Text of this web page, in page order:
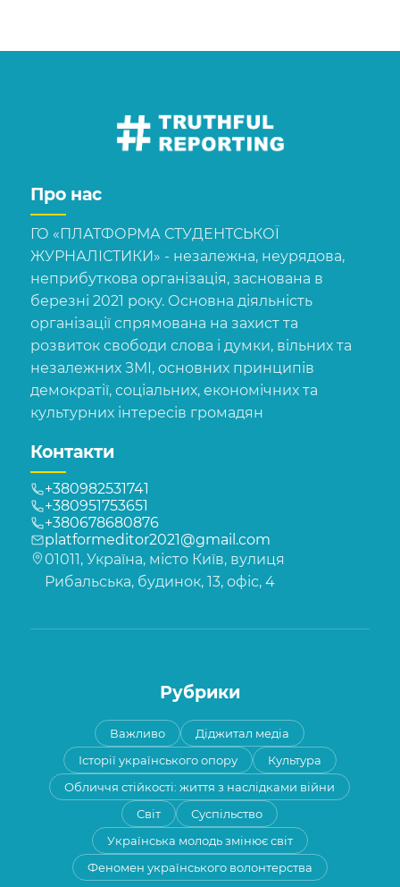
Про нас
ГО «ПЛАТФОРМА СТУДЕНТСЬКОЇ
ЖУРНАЛІСТИКИ» - незалежна, неурядова,
неприбуткова організація, заснована в
березні 2021 року. Основна діяльність
організації спрямована на захист та
розвиток свободи слова і думки, вільних та
незалежних ЗМІ, основних принципів
демократії, соціальних, економічних та
культурних інтересів громадян
Контакти
+380982531741
+380951753651
+380678680876
platformeditor2021@gmail.com
01011, Україна, місто Київ, вулиця
Рибальська, будинок, 13, офіс, 4
Рубрики
Важливо
Діджитал медіа
Історії українського опору
Культура
Обличчя стійкості: життя з наслідками війни
Світ
Суспільство
Українська молодь змінює світ
Феномен українського волонтерства